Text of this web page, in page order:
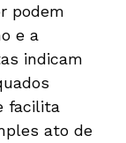
podem
e a
indicam
facilita
ato de